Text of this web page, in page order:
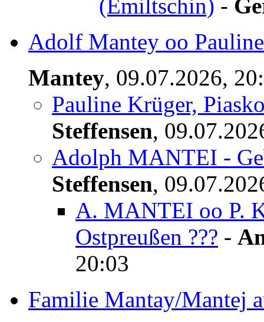
(Emiltschin) -
Adolf Mantey oo
Mantey, 09.07.2026,
Pauline Krüger,
Steffensen,
Adolph MANTEI -
Steffensen,
A. MANTEI oo P.
Ostpreußen ??? -
20:03
Familie Mantay/Mantej